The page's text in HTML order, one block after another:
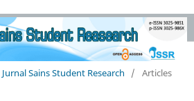
Sains Student Research
/ Articles